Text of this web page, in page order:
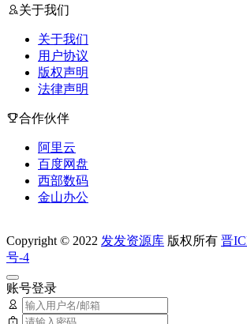
关于我们
关于我们
用户协议
版权声明
法律声明
合作伙伴
阿里云
百度网盘
西部数码
金山办公
Copyright © 2022 发发资源库 版权所有 晋
号-4
账号登录